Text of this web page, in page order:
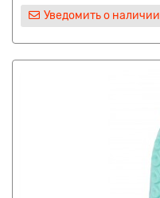
Уведомить о наличии